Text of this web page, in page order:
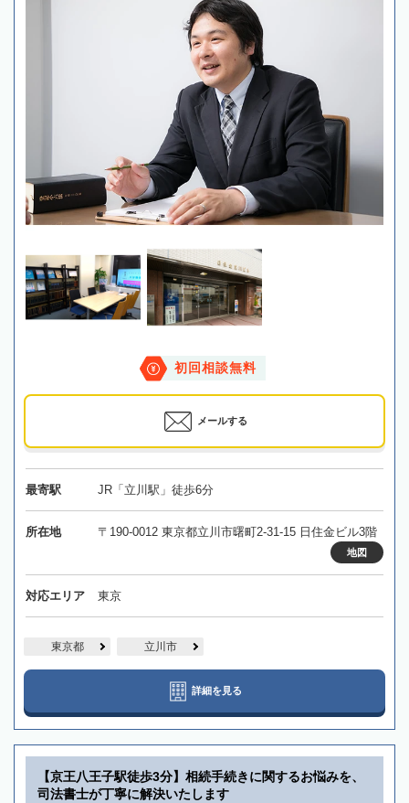
初回相談無料
メールする
最寄駅 JR「立川駅」徒歩6分
所在地 〒190-0012 東京都立川市曙町2-31-15 日住金ビル3階
地図
対応エリア 東京
東京都 立川市
詳細を見る
【京王八王子駅徒歩3分】相続手続きに関するお悩みを、
司法書士が丁寧に解決いたします